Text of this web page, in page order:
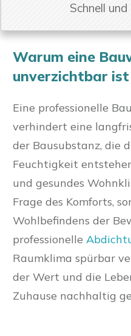
Schnell
Warum eine
unverzichtbar ist
Eine professionelle
verhindert eine
der Bausubstanz, die
Feuchtigkeit
und gesundes
Frage des Komforts,
Wohlbefindens der
professionelle
Raumklima spürbar
der Wert und die
Zuhause nachhaltig